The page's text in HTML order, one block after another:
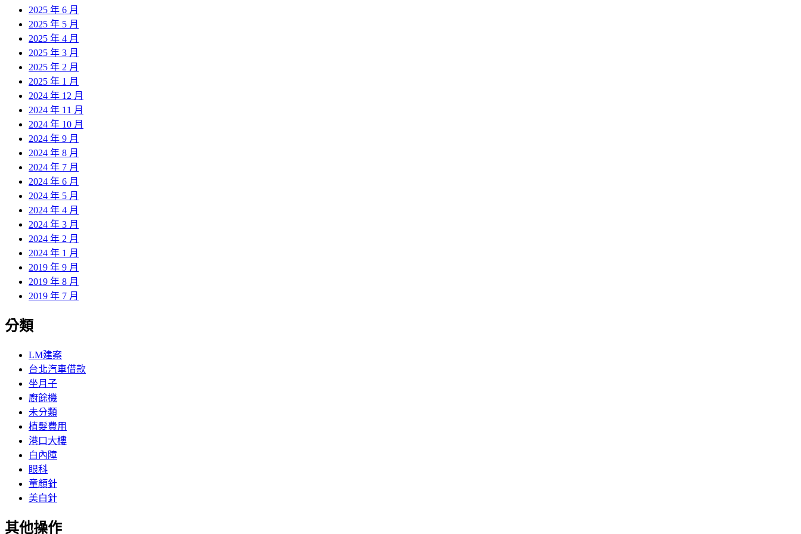
2025 年 6 月
2025 年 5 月
2025 年 4 月
2025 年 3 月
2025 年 2 月
2025 年 1 月
2024 年 12 月
2024 年 11 月
2024 年 10 月
2024 年 9 月
2024 年 8 月
2024 年 7 月
2024 年 6 月
2024 年 5 月
2024 年 4 月
2024 年 3 月
2024 年 2 月
2024 年 1 月
2019 年 9 月
2019 年 8 月
2019 年 7 月
分類
LM建案
台北汽車借款
坐月子
廚餘機
未分類
植髮費用
港口大樓
白內障
眼科
童顏針
美白針
其他操作